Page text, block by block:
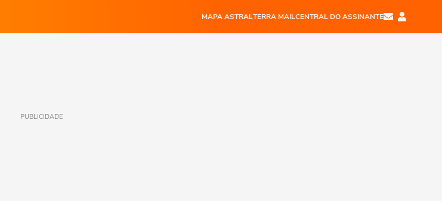
MAPA ASTRALTERRA MAILCENTRAL DO ASSINANTE
PUBLICIDADE